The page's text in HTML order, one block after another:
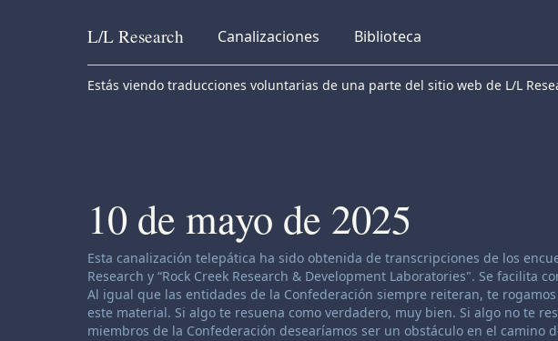
Skip to content
L/L Research Canalizaciones Biblioteca
Estás viendo traducciones voluntarias de una parte del sitio web de L/L
10 de mayo de 2025
Descargo de responsabilidad de canalización:
Esta canalización telepática ha sido obtenida de transcripciones de los
Research y “Rock Creek Research & Development Laboratories". Se
Al igual que las entidades de la Confederación siempre reiteran, te
este material. Si algo te resuena como verdadero, muy bien. Si algo no te
miembros de la Confederación desearíamos ser un obstáculo en el camino